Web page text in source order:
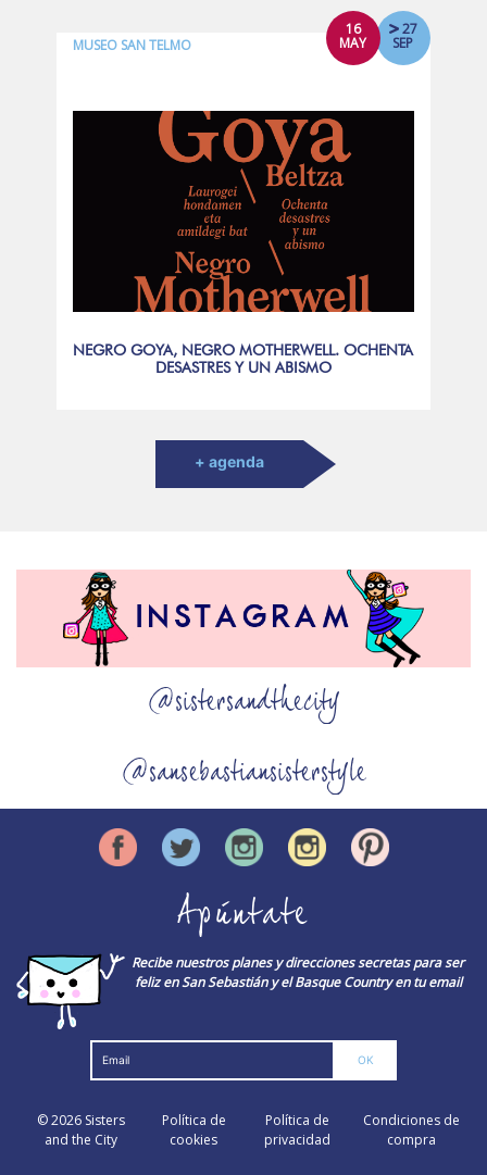
16
MAY
27
SEP
MUSEO SAN TELMO
NEGRO GOYA, NEGRO MOTHERWELL. OCHENTA
DESASTRES Y UN ABISMO
+ agenda
@sistersandthecity
@sansebastiansisterstyle
Apúntate
Recibe nuestros planes y direcciones secretas para ser
feliz en San Sebastián y el Basque Country en tu email
© 2026 Sisters
and the City
Política de
cookies
Política de
privacidad
Condiciones de
compra